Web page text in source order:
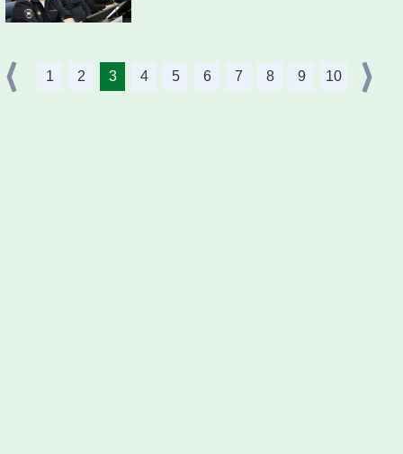
1 2 3 4 5 6 7 8 9 10